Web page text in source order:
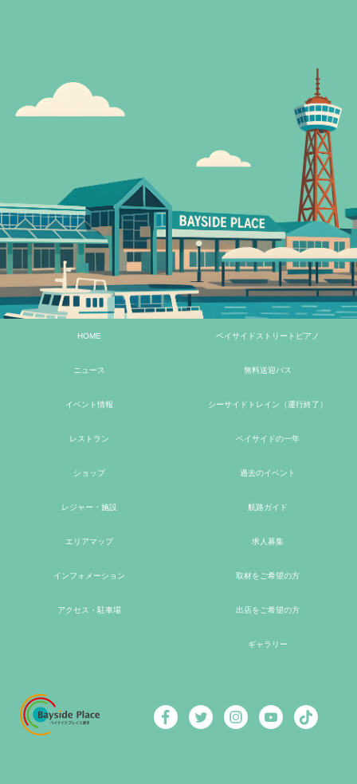
HOME
ニュース
イベント情報
レストラン
ショップ
レジャー・施設
エリアマップ
インフォメーション
アクセス・駐車場
ベイサイドストリートピアノ
無料送迎バス
シーサイドトレイン（運行終了）
ベイサイドの一年
過去のイベント
航路ガイド
求人募集
取材をご希望の方
出店をご希望の方
ギャラリー